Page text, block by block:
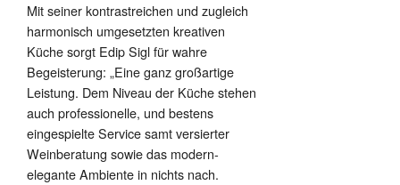
Mit seiner kontrastreichen und zugleich
harmonisch umgesetzten kreativen
Küche sorgt Edip Sigl für wahre
Begeisterung: „Eine ganz großartige
Leistung. Dem Niveau der Küche stehen
auch professionelle, und bestens
eingespielte Service samt versierter
Weinberatung sowie das modern-
elegante Ambiente in nichts nach.